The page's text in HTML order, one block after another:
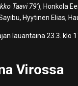
Taavi 79′), Honkola
Hyytinen Elias,
lauantaina 23.3. klo
Virossa